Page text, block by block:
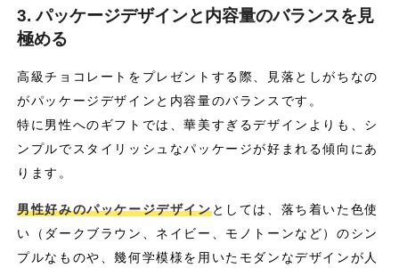
3. パッケージデザインと内容量のバランスを見
極める
高級チョコレートをプレゼントする際、見落としがちなの
がパッケージデザインと内容量のバランスです。
特に男性へのギフトでは、華美すぎるデザインよりも、シ
ンプルでスタイリッシュなパッケージが好まれる傾向にあ
ります。
男性好みのパッケージデザインとしては、落ち着いた色使
い（ダークブラウン、ネイビー、モノトーンなど）のシン
プルなものや、幾何学模様を用いたモダンなデザインが人